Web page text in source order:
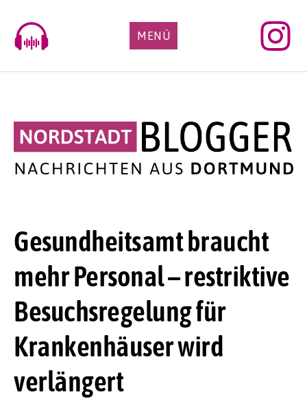
content
MENÜ
Gesundheitsamt braucht
mehr Personal – restriktive
Besuchsregelung für
Krankenhäuser wird
verlängert